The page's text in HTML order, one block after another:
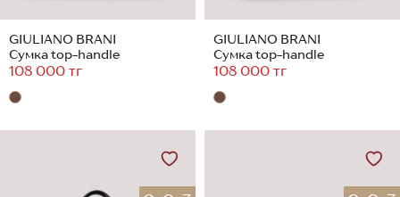
GIULIANO BRANI
Сумка top-handle
108 000 тг
GIULIANO BRANI
Сумка top-handle
108 000 тг